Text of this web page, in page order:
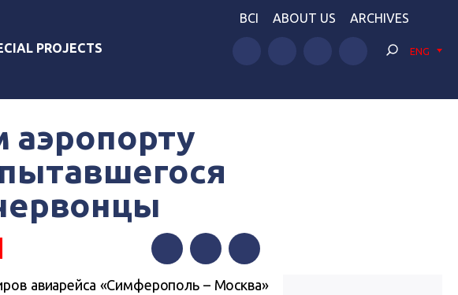
PROJECTS
BCI ABOUT US ARCHIVES
ENG
FacebookTwitterTelegram
авиарейса «Симферополь – Москва»